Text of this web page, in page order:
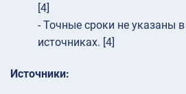
[4]
- Точные сроки не указаны
источниках. [4]
Источники: